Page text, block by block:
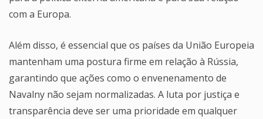
com a Europa.
Além disso, é essencial que os países da União Europeia
mantenham uma postura firme em relação à Rússia,
garantindo que ações como o envenenamento de
Navalny não sejam normalizadas. A luta por justiça e
transparência deve ser uma prioridade em qualquer